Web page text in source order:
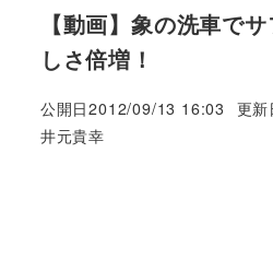
【動画】象の洗車で
しさ倍増！
公開日2012/09/13 16:03 更新
著
井元貴幸